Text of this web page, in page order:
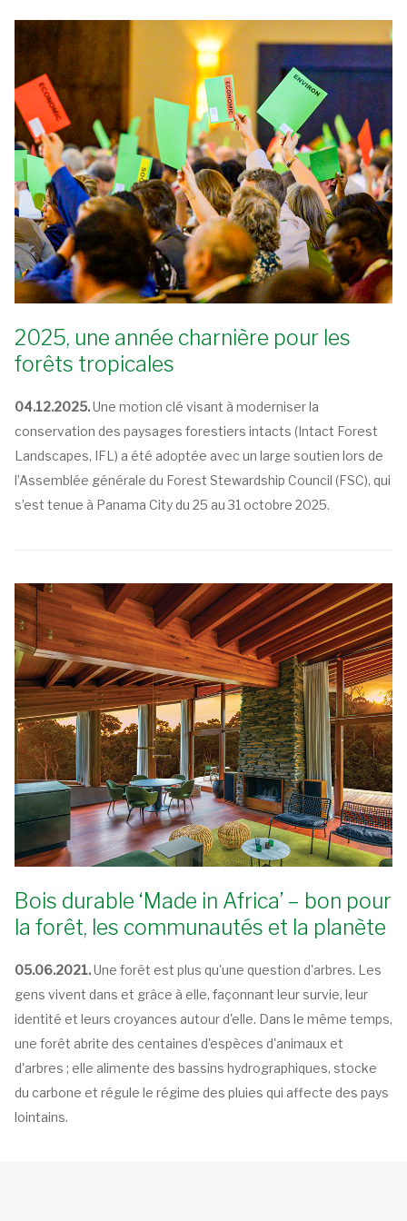
2025, une année charnière pour les
forêts tropicales
04.12.2025.Une motion clé visant à moderniser la
conservation des paysages forestiers intacts (Intact Forest
Landscapes, IFL) a été adoptée avec un large soutien lors de
l’Assemblée générale du Forest Stewardship Council (FSC), qui
s’est tenue à Panama City du 25 au 31 octobre 2025.
Bois durable ‘Made in Africa’ – bon pour
la forêt, les communautés et la planète
05.06.2021.Une forêt est plus qu'une question d'arbres. Les
gens vivent dans et grâce à elle, façonnant leur survie, leur
identité et leurs croyances autour d'elle. Dans le même temps,
une forêt abrite des centaines d'espèces d'animaux et
d'arbres ; elle alimente des bassins hydrographiques, stocke
du carbone et régule le régime des pluies qui affecte des pays
lointains.